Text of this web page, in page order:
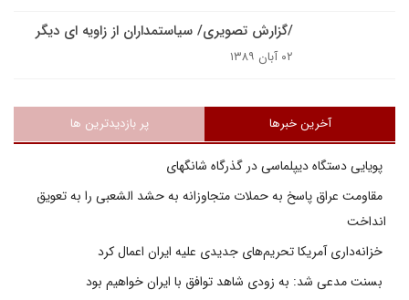
/گزارش تصويرى/ سياستمداران از زاويه اى ديگر
۰۲ آبان ۱۳۸۹
آخرین خبرها پر بازدیدترین ها
پویایی دستگاه دیپلماسی در گذرگاه شانگهای
مقاومت عراق پاسخ به حملات متجاوزانه به حشد الشعبی را به تعویق
انداخت
خزانه‌داری آمریکا تحریم‌های جدیدی علیه ایران اعمال کرد
بسنت مدعی شد: به زودی شاهد توافق با ایران خواهیم بود